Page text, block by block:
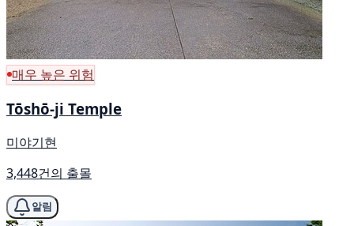
매우 높은 위험
Tōshō-ji Temple
미야기현
3,448건의 출몰
알림